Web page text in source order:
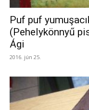
Puf puf
(Pehelykönnyű
Ági
2016. jún 25.